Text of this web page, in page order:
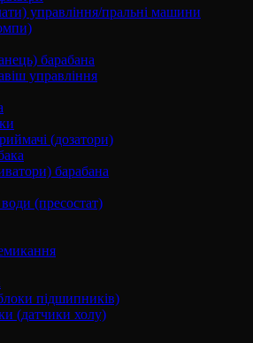
управління/пральні машини
барабана
управління
(дозатори)
барабана
(пресостат)
підшипників)
(датчики холу)